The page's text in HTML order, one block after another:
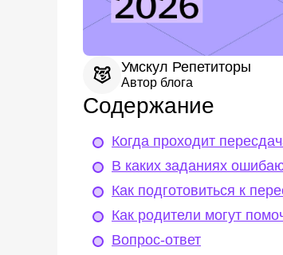
Умскул Репетиторы
Автор блога
Содержание
Когда проходит
В каких заданиях
Как подготовиться к
Как родители могут
Вопрос-ответ